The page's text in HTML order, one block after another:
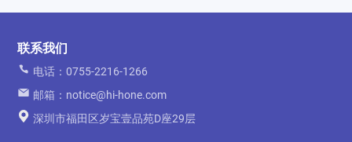
联系我们
电话：0755-2216-1266
邮箱：notice@hi-hone.com
深圳市福田区岁宝壹品苑D座29层